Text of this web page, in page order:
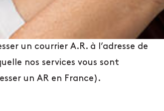
un courrier A.R. à l’adresse de
nos services vous sont
un AR en France).